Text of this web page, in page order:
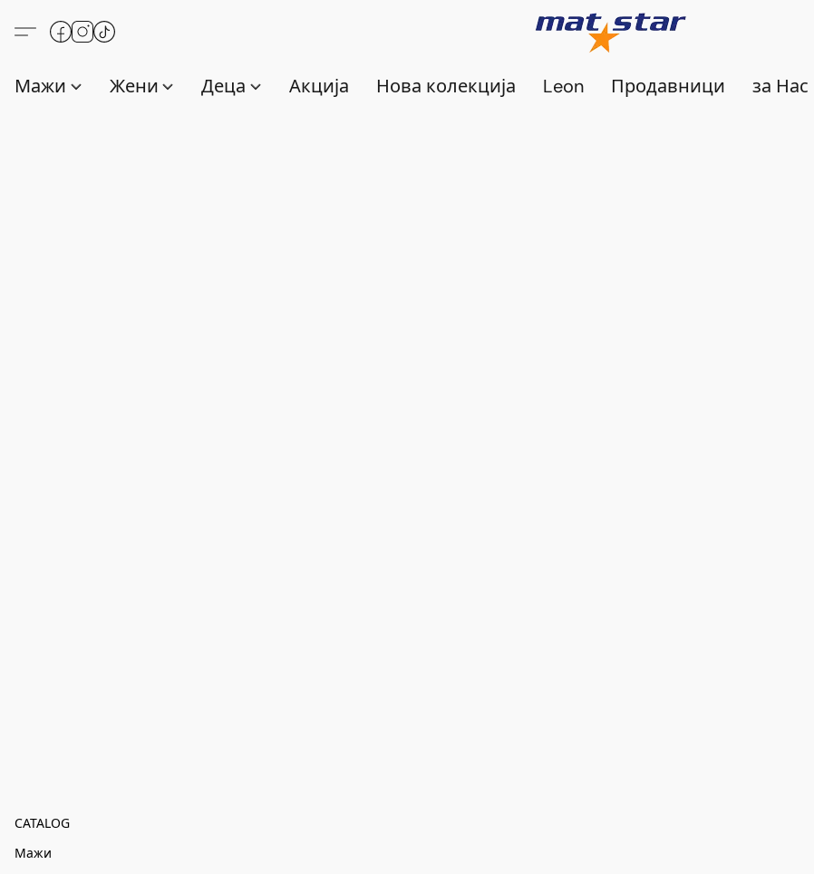
Мажи Жени Деца Акција Нова колекција Leon Продавници за Нас
CATALOG
Мажи